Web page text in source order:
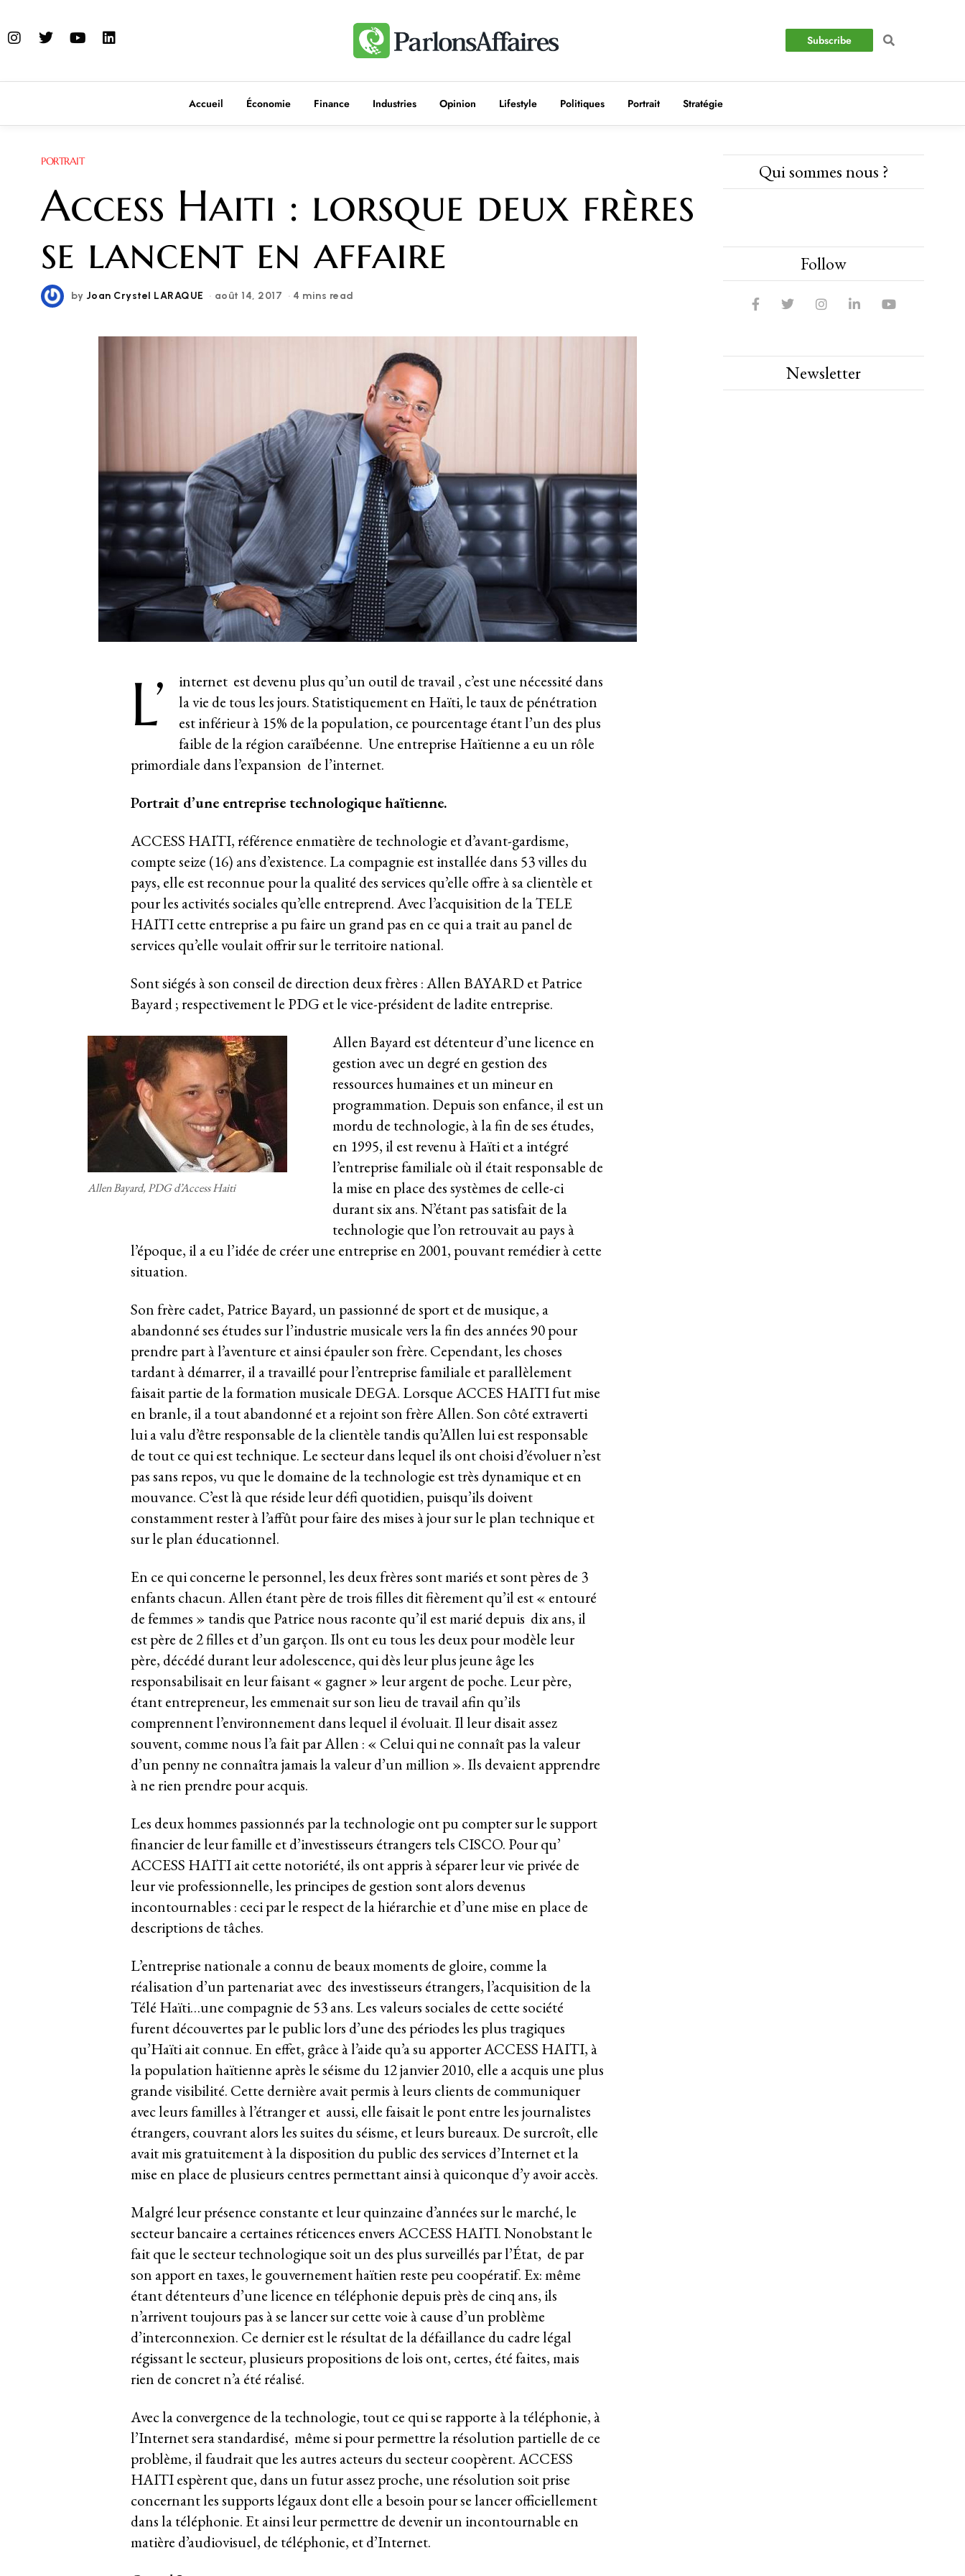
Subscribe
Accueil Économie Finance Industries Opinion Lifestyle Politiques Portrait Stratégie
PORTRAIT
Access Haiti : lorsque deux frères
se lancent en affaire
by Joan Crystel LARAQUE août 14, 2017 4 mins read
L’
internet est devenu plus qu’un outil de travail , c’est une nécessité dans
la vie de tous les jours. Statistiquement en Haïti, le taux de pénétration
est inférieur à 15% de la population, ce pourcentage étant l’un des plus
faible de la région caraïbéenne. Une entreprise Haïtienne a eu un rôle
primordiale dans l’expansion de l’internet.
Portrait d’une entreprise technologique haïtienne.
ACCESS HAITI, référence enmatière de technologie et d’avant-gardisme,
compte seize (16) ans d’existence. La compagnie est installée dans 53 villes du
pays, elle est reconnue pour la qualité des services qu’elle offre à sa clientèle et
pour les activités sociales qu’elle entreprend. Avec l’acquisition de la TELE
HAITI cette entreprise a pu faire un grand pas en ce qui a trait au panel de
services qu’elle voulait offrir sur le territoire national.
Sont siégés à son conseil de direction deux frères : Allen BAYARD et Patrice
Bayard ; respectivement le PDG et le vice-président de ladite entreprise.
Allen Bayard, PDG d’Access Haiti
Allen Bayard est détenteur d’une licence en
gestion avec un degré en gestion des
ressources humaines et un mineur en
programmation. Depuis son enfance, il est un
mordu de technologie, à la fin de ses études,
en 1995, il est revenu à Haïti et a intégré
l’entreprise familiale où il était responsable de
la mise en place des systèmes de celle-ci
durant six ans. N’étant pas satisfait de la
technologie que l’on retrouvait au pays à
l’époque, il a eu l’idée de créer une entreprise en 2001, pouvant remédier à cette
situation.
Son frère cadet, Patrice Bayard, un passionné de sport et de musique, a
abandonné ses études sur l’industrie musicale vers la fin des années 90 pour
prendre part à l’aventure et ainsi épauler son frère. Cependant, les choses
tardant à démarrer, il a travaillé pour l’entreprise familiale et parallèlement
faisait partie de la formation musicale DEGA. Lorsque ACCES HAITI fut mise
en branle, il a tout abandonné et a rejoint son frère Allen. Son côté extraverti
lui a valu d’être responsable de la clientèle tandis qu’Allen lui est responsable
de tout ce qui est technique. Le secteur dans lequel ils ont choisi d’évoluer n’est
pas sans repos, vu que le domaine de la technologie est très dynamique et en
mouvance. C’est là que réside leur défi quotidien, puisqu’ils doivent
constamment rester à l’affût pour faire des mises à jour sur le plan technique et
sur le plan éducationnel.
En ce qui concerne le personnel, les deux frères sont mariés et sont pères de 3
enfants chacun. Allen étant père de trois filles dit fièrement qu’il est « entouré
de femmes » tandis que Patrice nous raconte qu’il est marié depuis dix ans, il
est père de 2 filles et d’un garçon. Ils ont eu tous les deux pour modèle leur
père, décédé durant leur adolescence, qui dès leur plus jeune âge les
responsabilisait en leur faisant « gagner » leur argent de poche. Leur père,
étant entrepreneur, les emmenait sur son lieu de travail afin qu’ils
comprennent l’environnement dans lequel il évoluait. Il leur disait assez
souvent, comme nous l’a fait par Allen : « Celui qui ne connaît pas la valeur
d’un penny ne connaîtra jamais la valeur d’un million ». Ils devaient apprendre
à ne rien prendre pour acquis.
Les deux hommes passionnés par la technologie ont pu compter sur le support
financier de leur famille et d’investisseurs étrangers tels CISCO. Pour qu’
ACCESS HAITI ait cette notoriété, ils ont appris à séparer leur vie privée de
leur vie professionnelle, les principes de gestion sont alors devenus
incontournables : ceci par le respect de la hiérarchie et d’une mise en place de
descriptions de tâches.
L’entreprise nationale a connu de beaux moments de gloire, comme la
réalisation d’un partenariat avec des investisseurs étrangers, l’acquisition de la
Télé Haïti…une compagnie de 53 ans. Les valeurs sociales de cette société
furent découvertes par le public lors d’une des périodes les plus tragiques
qu’Haïti ait connue. En effet, grâce à l’aide qu’a su apporter ACCESS HAITI, à
la population haïtienne après le séisme du 12 janvier 2010, elle a acquis une plus
grande visibilité. Cette dernière avait permis à leurs clients de communiquer
avec leurs familles à l’étranger et aussi, elle faisait le pont entre les journalistes
étrangers, couvrant alors les suites du séisme, et leurs bureaux. De surcroît, elle
avait mis gratuitement à la disposition du public des services d’Internet et la
mise en place de plusieurs centres permettant ainsi à quiconque d’y avoir accès.
Malgré leur présence constante et leur quinzaine d’années sur le marché, le
secteur bancaire a certaines réticences envers ACCESS HAITI. Nonobstant le
fait que le secteur technologique soit un des plus surveillés par l’État, de par
son apport en taxes, le gouvernement haïtien reste peu coopératif. Ex: même
étant détenteurs d’une licence en téléphonie depuis près de cinq ans, ils
n’arrivent toujours pas à se lancer sur cette voie à cause d’un problème
d’interconnexion. Ce dernier est le résultat de la défaillance du cadre légal
régissant le secteur, plusieurs propositions de lois ont, certes, été faites, mais
rien de concret n’a été réalisé.
Avec la convergence de la technologie, tout ce qui se rapporte à la téléphonie, à
l’Internet sera standardisé, même si pour permettre la résolution partielle de ce
problème, il faudrait que les autres acteurs du secteur coopèrent. ACCESS
HAITI espèrent que, dans un futur assez proche, une résolution soit prise
concernant les supports légaux dont elle a besoin pour se lancer officiellement
dans la téléphonie. Et ainsi leur permettre de devenir un incontournable en
matière d’audiovisuel, de téléphonie, et d’Internet.
Qui sommes nous ?
Follow
Newsletter